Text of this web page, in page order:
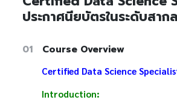
ประกาศนียบัตรในระดับสาก
01 Course Overview
Certified Data Science
Introduction: